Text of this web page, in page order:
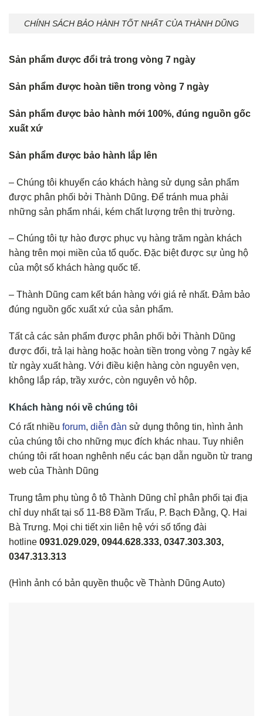
CHÍNH SÁCH BẢO HÀNH TỐT NHẤT CỦA THÀNH DŨNG
Sản phẩm được đổi trả trong vòng 7 ngày
Sản phẩm được hoàn tiền trong vòng 7 ngày
Sản phẩm được bảo hành mới 100%, đúng nguồn gốc
xuất xứ
Sản phẩm được bảo hành lắp lên
– Chúng tôi khuyến cáo khách hàng sử dụng sản phẩm
được phân phối bởi Thành Dũng. Để tránh mua phải
những sản phẩm nhái, kém chất lượng trên thị trường.
– Chúng tôi tự hào được phục vụ hàng trăm ngàn khách
hàng trên mọi miền của tổ quốc. Đặc biệt được sự ủng hộ
của một số khách hàng quốc tế.
– Thành Dũng cam kết bán hàng với giá rẻ nhất. Đảm bảo
đúng nguồn gốc xuất xứ của sản phẩm.
Tất cả các sản phẩm được phân phối bởi Thành Dũng
được đổi, trả lại hàng hoặc hoàn tiền trong vòng 7 ngày kể
từ ngày xuất hàng. Với điều kiện hàng còn nguyên vẹn,
không lắp ráp, trầy xước, còn nguyên vỏ hộp.
Khách hàng nói về chúng tôi
Có rất nhiều forum, diễn đàn sử dụng thông tin, hình ảnh
của chúng tôi cho những mục đích khác nhau. Tuy nhiên
chúng tôi rất hoan nghênh nếu các bạn dẫn nguồn từ trang
web của Thành Dũng
Trung tâm phụ tùng ô tô Thành Dũng chỉ phân phối tại địa
chỉ duy nhất tại số 11-B8 Đầm Trấu, P. Bạch Đằng, Q. Hai
Bà Trưng. Mọi chi tiết xin liên hệ với số tổng đài
hotline 0931.029.029, 0944.628.333, 0347.303.303,
0347.313.313
(Hình ảnh có bản quyền thuộc về Thành Dũng Auto)